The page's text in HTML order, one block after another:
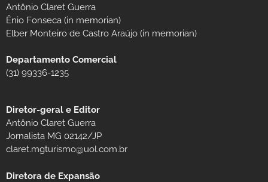
Antônio Claret Guerra
Ênio Fonseca (in memorian)
Elber Monteiro de Castro Araújo (in memorian)
Departamento Comercial
(31) 99336-1235
Diretor-geral e Editor
Antônio Claret Guerra
Jornalista MG 02142/JP
claret.mgturismo@uol.com.br
Diretora de Expansão